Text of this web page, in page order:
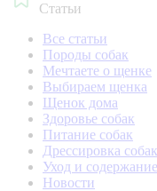
Статьи
Все статьи
Породы собак
Мечтаете о щенке
Выбираем щенка
Щенок дома
Здоровье собак
Питание собак
Дрессировка собак
Уход и содержание
Новости